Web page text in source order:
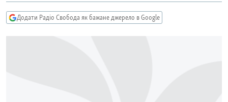
СПОРТ
ТИ ЯК?
Додати Радіо Свобода як бажане джерело в Google